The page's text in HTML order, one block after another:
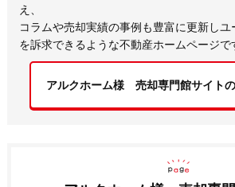
え、
コラムや売却実績の事例も豊富に更新し
を訴求できるような不動産ホームページで
アルクホーム様 売却専門館サイト